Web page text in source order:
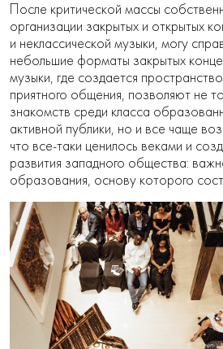
После критической массы
организации закрытых и открытых
и неклассической музыки, могу
небольшие форматы закрытых
музыки, где создается
приятного общения, позволяют не
знакомств среди класса
активной публики, но и все чаще
что все-таки ценилось веками и
развития западного общества:
образования, основу которого